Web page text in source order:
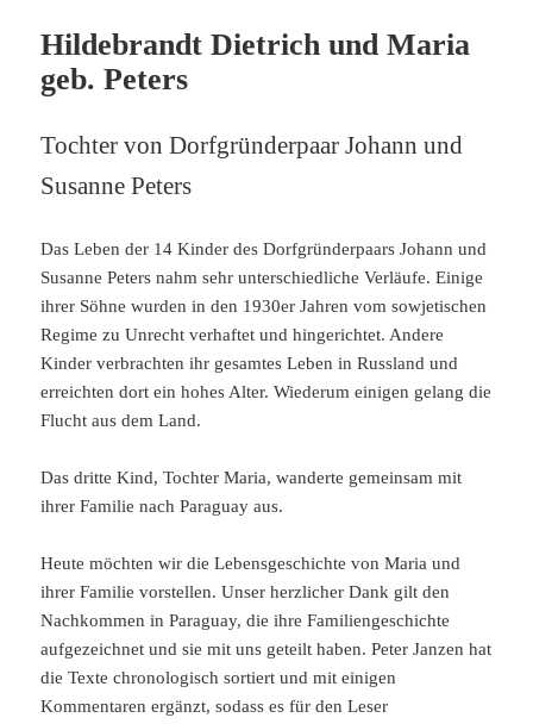
Hildebrandt Dietrich und Maria
geb. Peters
Tochter von Dorfgründerpaar Johann und
Susanne Peters
Das Leben der 14 Kinder des Dorfgründerpaars Johann und
Susanne Peters nahm sehr unterschiedliche Verläufe. Einige
ihrer Söhne wurden in den 1930er Jahren vom sowjetischen
Regime zu Unrecht verhaftet und hingerichtet. Andere
Kinder verbrachten ihr gesamtes Leben in Russland und
erreichten dort ein hohes Alter. Wiederum einigen gelang die
Flucht aus dem Land.
Das dritte Kind, Tochter Maria, wanderte gemeinsam mit
ihrer Familie nach Paraguay aus.
Heute möchten wir die Lebensgeschichte von Maria und
ihrer Familie vorstellen. Unser herzlicher Dank gilt den
Nachkommen in Paraguay, die ihre Familiengeschichte
aufgezeichnet und sie mit uns geteilt haben. Peter Janzen hat
die Texte chronologisch sortiert und mit einigen
Kommentaren ergänzt, sodass es für den Leser